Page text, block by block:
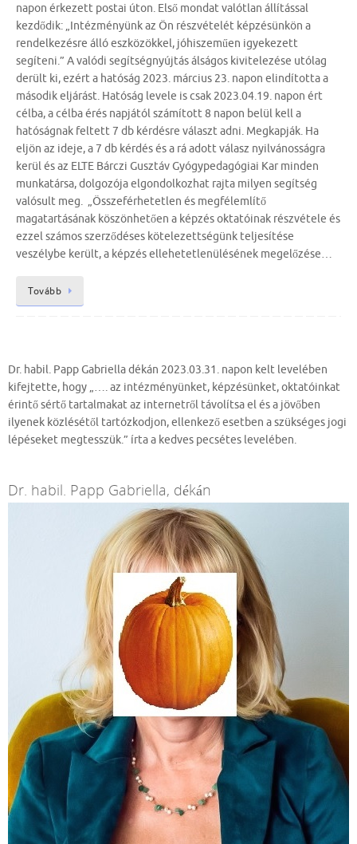
napon érkezett postai úton. Első mondat valótlan állítással
kezdődik: „Intézményünk az Ön részvételét képzésünkön a
rendelkezésre álló eszközökkel, jóhiszeműen igyekezett
segíteni.” A valódi segítségnyújtás álságos kivitelezése utólag
derült ki, ezért a hatóság 2023. március 23. napon elindította a
második eljárást. Hatóság levele is csak 2023.04.19. napon ért
célba, a célba érés napjától számított 8 napon belül kell a
hatóságnak feltett 7 db kérdésre választ adni. Megkapják. Ha
eljön az ideje, a 7 db kérdés és a rá adott válasz nyilvánosságra
kerül és az ELTE Bárczi Gusztáv Gyógypedagógiai Kar minden
munkatársa, dolgozója elgondolkozhat rajta milyen segítség
valósult meg. „Összeférhetetlen és megfélemlítő
magatartásának köszönhetően a képzés oktatóinak részvétele és
ezzel számos szerződéses kötelezettségünk teljesítése
veszélybe került, a képzés ellehetetlenülésének megelőzése…
Tovább
Dr. habil. Papp Gabriella dékán 2023.03.31. napon kelt levelében
kifejtette, hogy „…. az intézményünket, képzésünket, oktatóinkat
érintő sértő tartalmakat az internetről távolítsa el és a jövőben
ilyenek közlésétől tartózkodjon, ellenkező esetben a szükséges jogi
lépéseket megtesszük.” írta a kedves pecsétes levelében.
Dr. habil. Papp Gabriella, dékán